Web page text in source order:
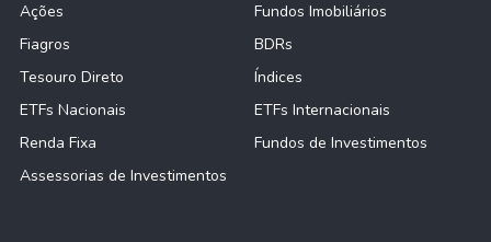
Ações
Fundos Imobiliários
Fiagros
BDRs
Tesouro Direto
Índices
ETFs Nacionais
ETFs Internacionais
Renda Fixa
Fundos de Investimentos
Assessorias de Investimentos